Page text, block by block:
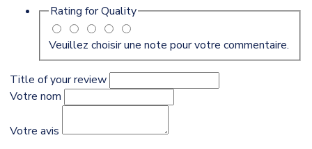
Rating forQuality
Veuillez choisir une note pour votre commentaire.
Title of your review
Votre nom
Votre avis